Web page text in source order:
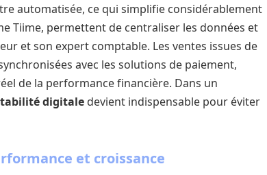
automatisée, ce qui simplifie considérablement
Tiime, permettent de centraliser les données et
et son expert comptable. Les ventes issues de
avec les solutions de paiement,
de la performance financière. Dans un
digitale devient indispensable pour éviter
et croissance